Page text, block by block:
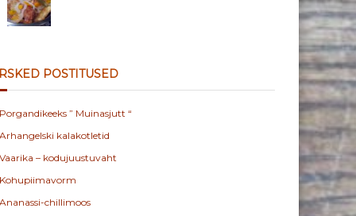
POSTITUSED
Porgandikeeks ” Muinasjutt “
Arhangelski kalakotletid
Vaarika – kodujuustuvaht
Kohupiimavorm
Ananassi-chillimoos